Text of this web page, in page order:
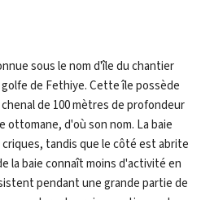
sous le nom d'île du chantier
de Fethiye. Cette île possède
de 100 mètres de profondeur
ottomane, d'où son nom. La baie
tandis que le côté est abrite
la baie connaît moins d'activité en
pendant une grande partie de